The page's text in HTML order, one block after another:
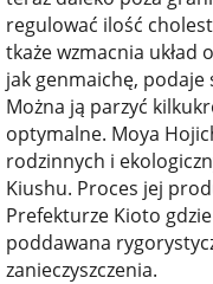
regulować ilość
tkaże wzmacnia
jak genmaichę, podaje
Można ją parzyć
optymalne. Moya
rodzinnych i
Kiushu. Proces jej
Prefekturze Kioto
poddawana
zanieczyszczenia.